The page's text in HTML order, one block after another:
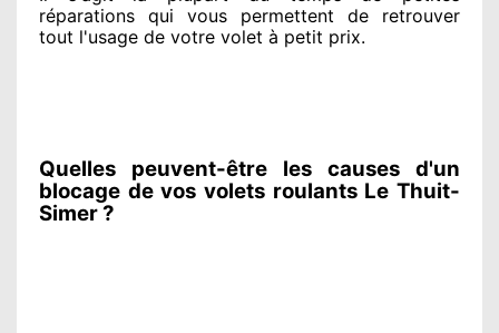
réparations qui vous permettent de retrouver
tout l'usage de votre volet à petit prix.
Quelles peuvent-être les causes d'un
blocage de vos volets roulants Le Thuit-
Simer ?